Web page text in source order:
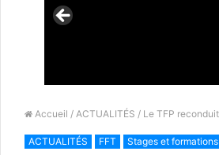
Accueil / ACTUALITÉS / Le TFP
ACTUALITÉS FFT Stages et formations